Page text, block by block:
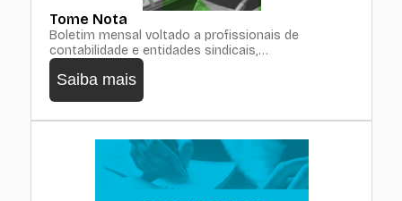
Tome Nota
Boletim mensal voltado a profissionais de
contabilidade e entidades sindicais,…
Saiba mais